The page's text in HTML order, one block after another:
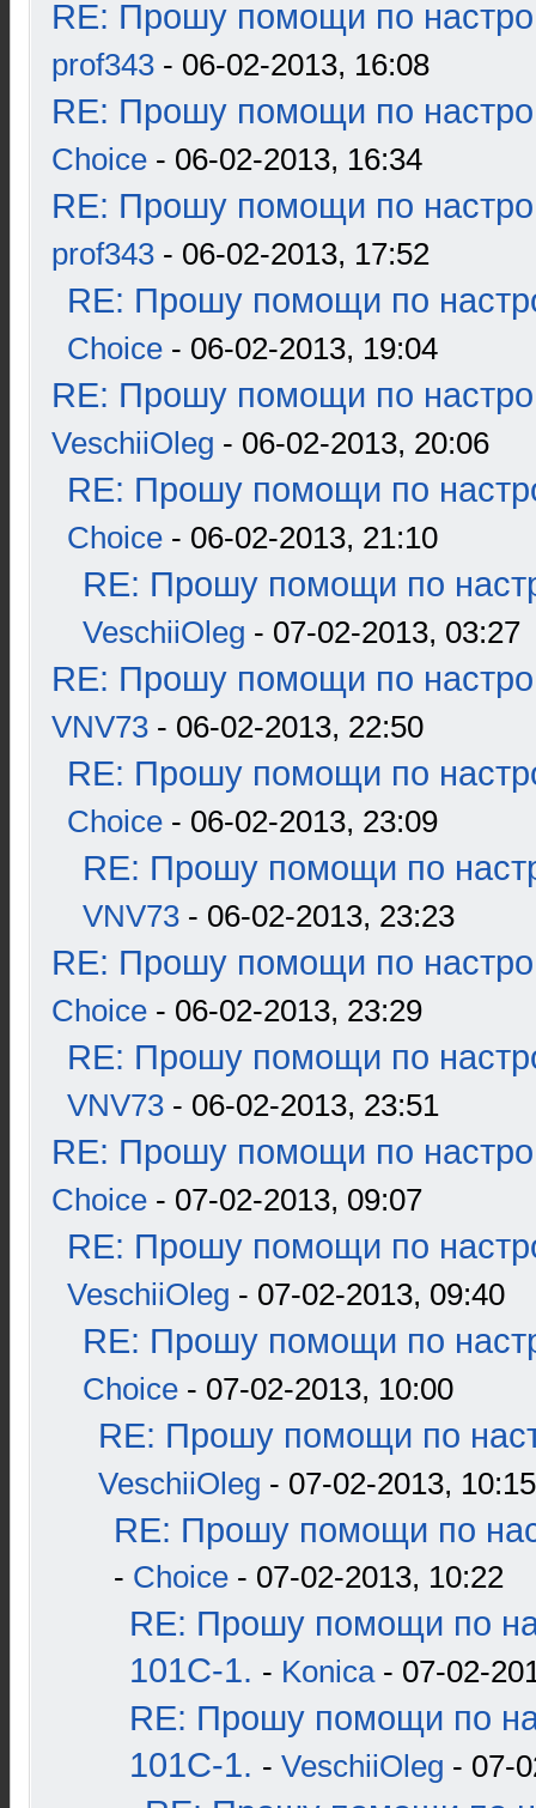
RE: Прошу помощи по
prof343 - 06-02-2013, 16:08
RE: Прошу помощи по
Choice - 06-02-2013, 16:34
RE: Прошу помощи по
prof343 - 06-02-2013, 17:52
RE: Прошу помощи по
Choice - 06-02-2013, 19:04
RE: Прошу помощи по
VeschiiOleg - 06-02-2013, 20:06
RE: Прошу помощи по
Choice - 06-02-2013, 21:10
RE: Прошу помощи по
VeschiiOleg - 07-02-2013, 03:27
RE: Прошу помощи по
VNV73 - 06-02-2013, 22:50
RE: Прошу помощи по
Choice - 06-02-2013, 23:09
RE: Прошу помощи по
VNV73 - 06-02-2013, 23:23
RE: Прошу помощи по
Choice - 06-02-2013, 23:29
RE: Прошу помощи по
VNV73 - 06-02-2013, 23:51
RE: Прошу помощи по
Choice - 07-02-2013, 09:07
RE: Прошу помощи по
VeschiiOleg - 07-02-2013, 09:40
RE: Прошу помощи по
Choice - 07-02-2013, 10:00
RE: Прошу помощи по
VeschiiOleg - 07-02-2013, 10:15
RE: Прошу помощи по
- Choice - 07-02-2013, 10:22
RE: Прошу помощи по
101С-1. - Konica- 07-02-
RE: Прошу помощи по
101С-1. - VeschiiOleg - 07-